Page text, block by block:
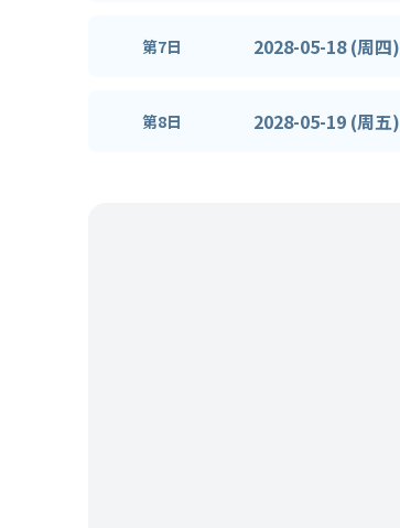
第7日 2028-05-18 (周四)
第8日 2028-05-19 (周五)